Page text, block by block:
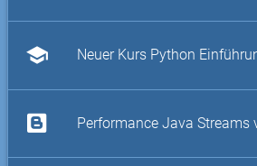
school Neuer Kurs Python
Performance Java Streams